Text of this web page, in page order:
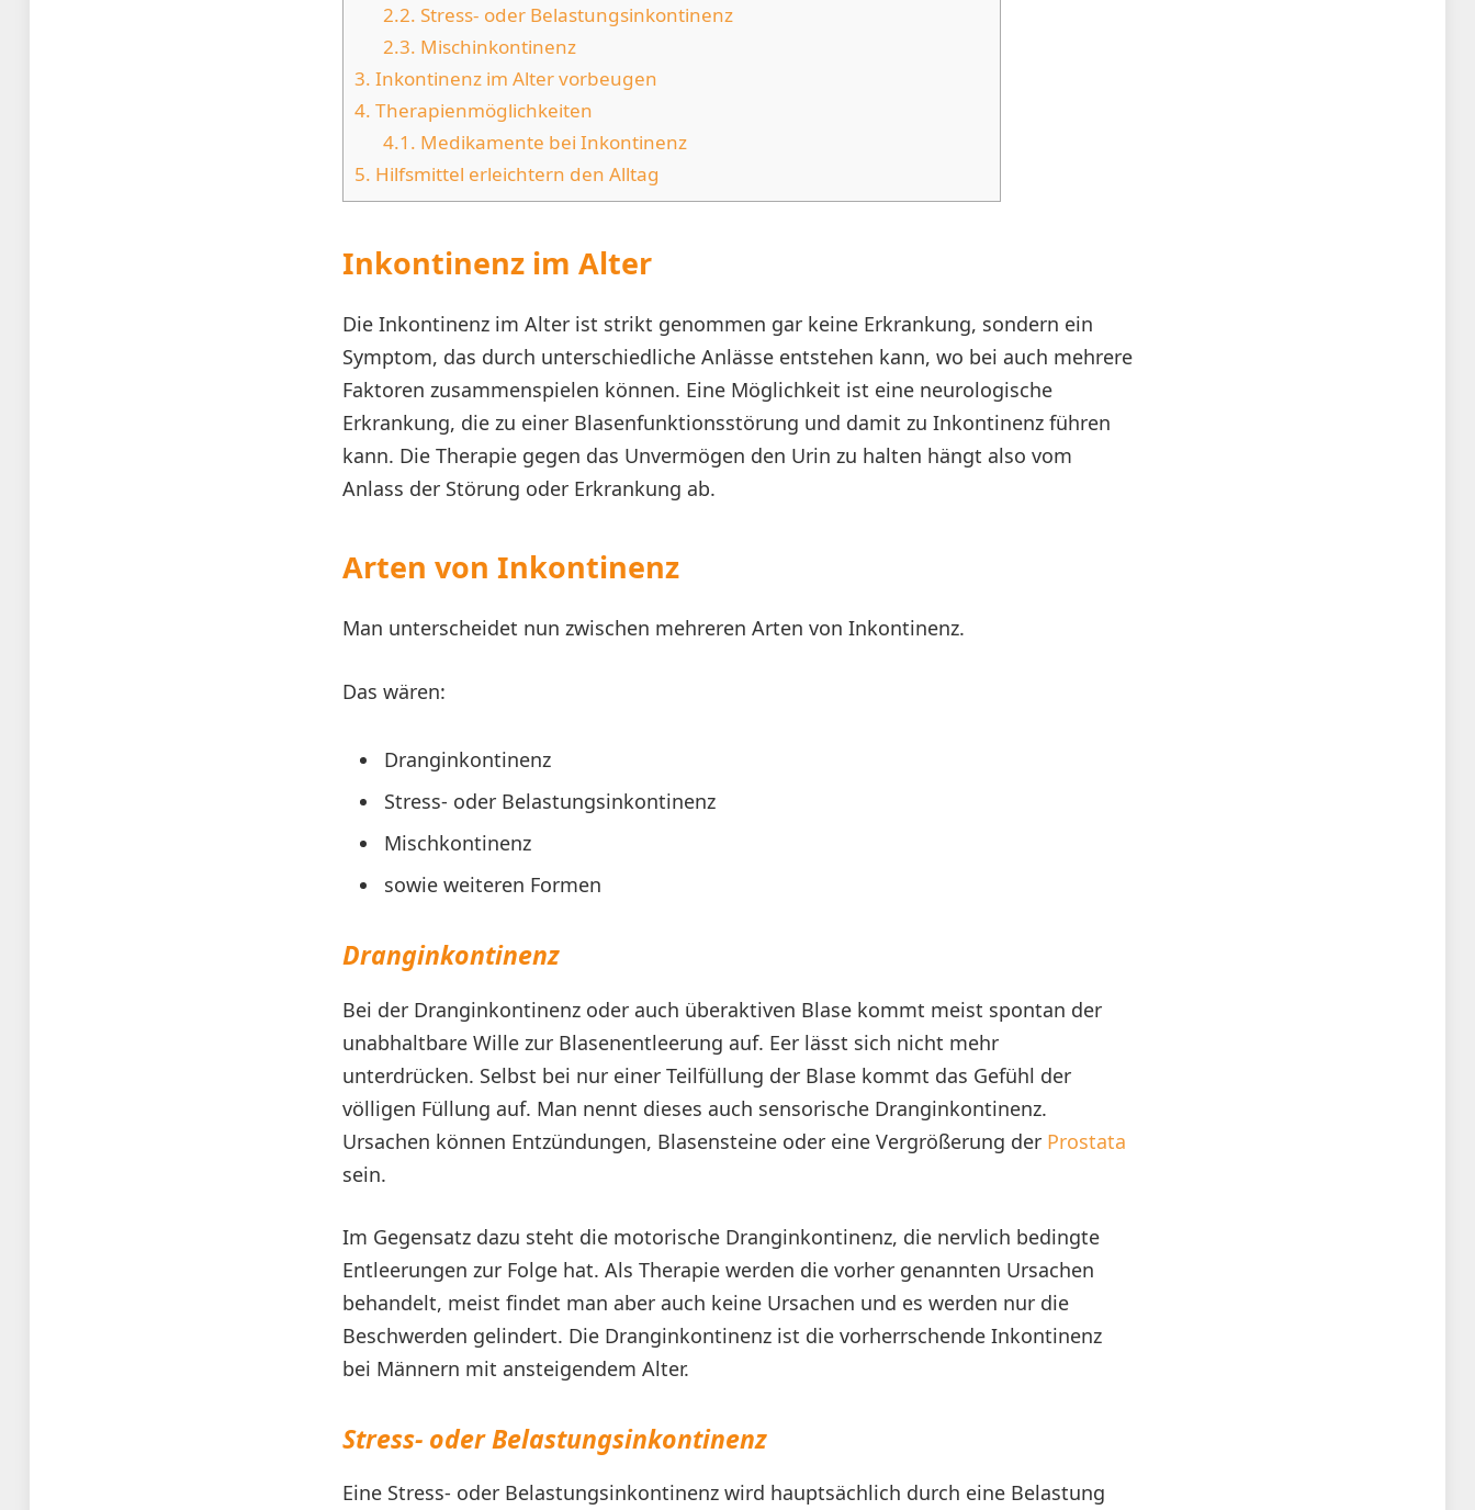
2.2. Stress- oder Belastungsinkontinenz
2.3. Mischinkontinenz
3. Inkontinenz im Alter vorbeugen
4. Therapienmöglichkeiten
4.1. Medikamente bei Inkontinenz
5. Hilfsmittel erleichtern den Alltag
Inkontinenz im Alter
Die Inkontinenz im Alter ist strikt genommen gar keine Erkrankung, sondern ein
Symptom, das durch unterschiedliche Anlässe entstehen kann, wo bei auch mehrere
Faktoren zusammenspielen können. Eine Möglichkeit ist eine neurologische
Erkrankung, die zu einer Blasenfunktionsstörung und damit zu Inkontinenz führen
kann. Die Therapie gegen das Unvermögen den Urin zu halten hängt also vom
Anlass der Störung oder Erkrankung ab.
Arten von Inkontinenz
Man unterscheidet nun zwischen mehreren Arten von Inkontinenz.
Das wären:
Dranginkontinenz
Stress- oder Belastungsinkontinenz
Mischkontinenz
sowie weiteren Formen
Dranginkontinenz
Bei der Dranginkontinenz oder auch überaktiven Blase kommt meist spontan der
unabhaltbare Wille zur Blasenentleerung auf. Eer lässt sich nicht mehr
unterdrücken. Selbst bei nur einer Teilfüllung der Blase kommt das Gefühl der
völligen Füllung auf. Man nennt dieses auch sensorische Dranginkontinenz.
Ursachen können Entzündungen, Blasensteine oder eine Vergrößerung der Prostata
sein.
Im Gegensatz dazu steht die motorische Dranginkontinenz, die nervlich bedingte
Entleerungen zur Folge hat. Als Therapie werden die vorher genannten Ursachen
behandelt, meist findet man aber auch keine Ursachen und es werden nur die
Beschwerden gelindert. Die Dranginkontinenz ist die vorherrschende Inkontinenz
bei Männern mit ansteigendem Alter.
Stress- oder Belastungsinkontinenz
Eine Stress- oder Belastungsinkontinenz wird hauptsächlich durch eine Belastung